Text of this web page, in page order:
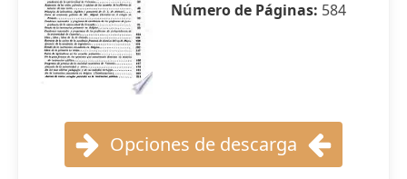
Número de Páginas: 584
Opciones de descarga